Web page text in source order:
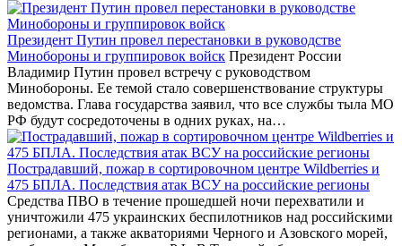
Президент Путин провел перестановки в руководстве
Минобороны и группировок войск Президент России
Владимир Путин провел встречу с руководством
Минобороны. Ее темой стало совершенствование структуры
ведомства. Глава государства заявил, что все службы тыла МО
РФ будут сосредоточены в одних руках, на…
Пострадавший, пожар в сортировочном центре Wildberries и
475 БПЛА. Последствия атак ВСУ на российские регионы
Средства ПВО в течение прошедшей ночи перехватили и
уничтожили 475 украинских беспилотников над российскими
регионами, а также акваториями Черного и Азовского морей,